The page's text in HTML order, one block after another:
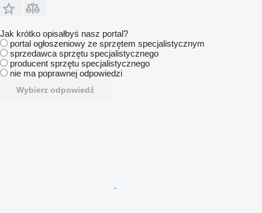
Jak krótko opisałbyś nasz portal?
portal ogłoszeniowy ze sprzętem specjalistycznym
sprzedawca sprzętu specjalistycznego
producent sprzętu specjalistycznego
nie ma poprawnej odpowiedzi
Wybierz odpowiedź